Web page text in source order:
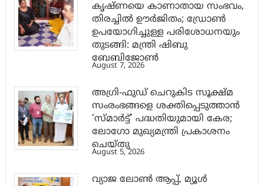
കൃഷ്ണയെ കാണാതായ സംഭവം,
തിരച്ചിൽ ഊർജിതം; ഡ്രോണ്‍
ഉപയോഗിച്ചുള്ള പരിശോധനയും
തുടങ്ങി: മന്ത്രി ഷിബു
ബേബിജോണ്‍
August 7, 2026
അഗ്രി-ഫുഡ് ചെറുകിട സൂക്ഷ്മ
സംരംഭങ്ങളെ ശക്തിപ്പെടുത്താന്‍
‘സ്മാര്‍ട്ട്’ പദ്ധതിയുമായി കേര;
ലോഗോ മുഖ്യമന്ത്രി പ്രകാശനം
ചെയ്തു
August 5, 2026
വ്യാജ ലോൺ ആപ്പ്, മ്യൂൾ